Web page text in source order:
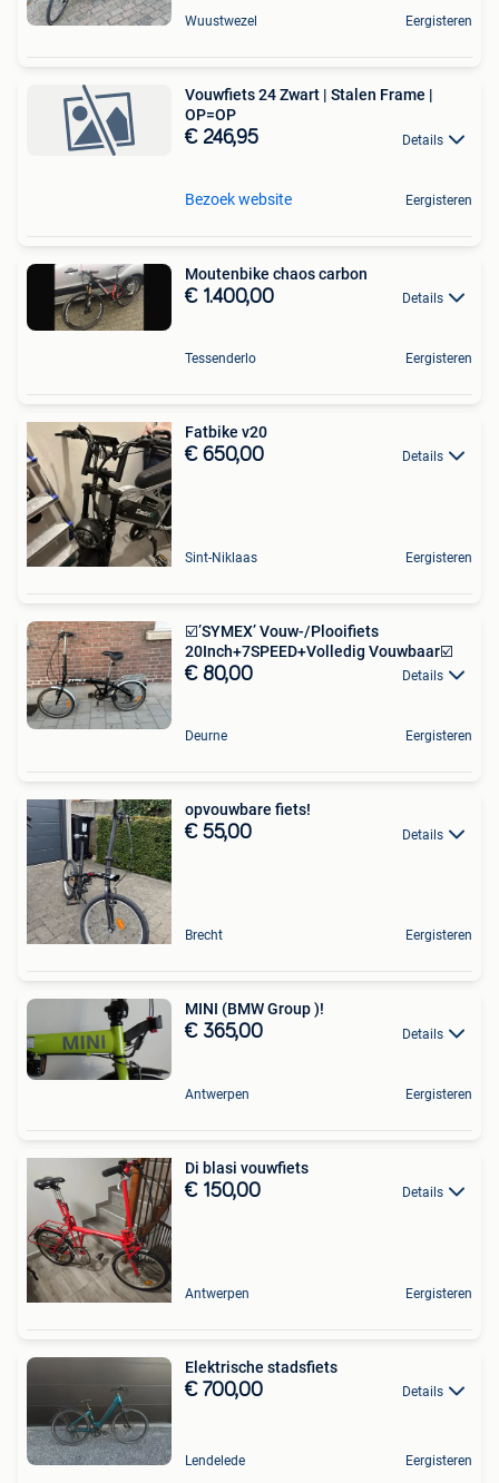
Wuustwezel Eergisteren
Vouwfiets 24 Zwart | Stalen Frame |
OP=OP
€ 246,95 Details
Bezoek website Eergisteren
Moutenbike chaos carbon
€ 1.400,00 Details
Tessenderlo Eergisteren
Fatbike v20
€ 650,00 Details
Sint-Niklaas Eergisteren
☑️’SYMEX’ Vouw-/Plooifiets
20Inch+7SPEED+Volledig Vouwbaar☑️
€ 80,00 Details
Deurne Eergisteren
opvouwbare fiets!
€ 55,00 Details
Brecht Eergisteren
MINI (BMW Group )!
€ 365,00 Details
Antwerpen Eergisteren
Di blasi vouwfiets
€ 150,00 Details
Antwerpen Eergisteren
Elektrische stadsfiets
€ 700,00 Details
Lendelede Eergisteren